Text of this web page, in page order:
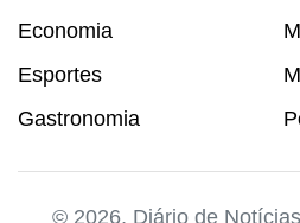
Economia
Esportes
Gastronomia
© 2026, Diário de